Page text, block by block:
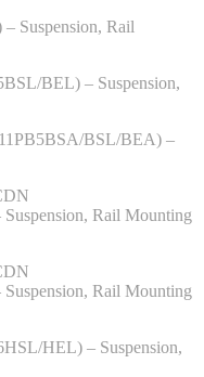
Suspension, Rail
BEL) – Suspension,
BSL/BEA) –
Rail Mounting
Rail Mounting
HEL) – Suspension,